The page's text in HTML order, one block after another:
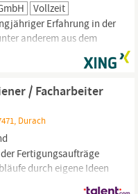
Vollzeit
Erfahrung in der
anderem aus dem
vom Stanzen, Lasern
Umgang mit...
/ Facharbeiter
Durach
Fertigungsaufträge
durch eigene Ideen
Was Sie